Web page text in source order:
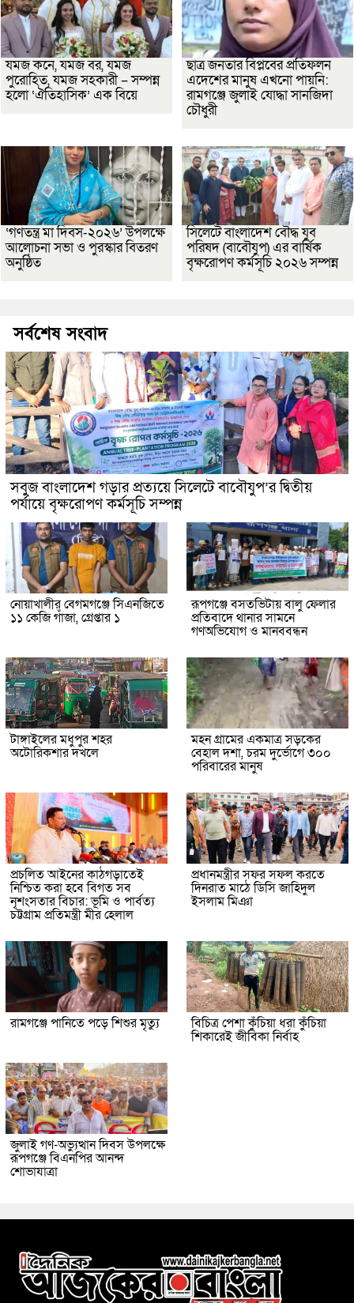
যমজ কনে, যমজ বর, যমজ
পুরোহিত, যমজ সহকারী – সম্পন্ন
হলো ‘ঐতিহাসিক’ এক বিয়ে
ছাত্র জনতার বিপ্লবের প্রতিফলন
এদেশের মানুষ এখনো পায়নি:
রামগঞ্জে জুলাই যোদ্ধা সানজিদা
চৌধুরী
‘গণতন্ত্র মা দিবস-২০২৬’ উপলক্ষে
আলোচনা সভা ও পুরস্কার বিতরণ
অনুষ্ঠিত
সিলেটে বাংলাদেশ বৌদ্ধ যুব
পরিষদ (বাবৌযুপ) এর বার্ষিক
বৃক্ষরোপণ কর্মসূচি ২০২৬ সম্পন্ন
সর্বশেষ সংবাদ
সবুজ বাংলাদেশ গড়ার প্রত্যয়ে সিলেটে বাবৌযুপ’র দ্বিতীয়
পর্যায়ে বৃক্ষরোপণ কর্মসূচি সম্পন্ন
নোয়াখালীর বেগমগঞ্জে সিএনজিতে
১১ কেজি গাঁজা, গ্রেপ্তার ১
রূপগঞ্জে বসতভিটায় বালু ফেলার
প্রতিবাদে থানার সামনে
গণঅভিযোগ ও মানববন্ধন
টাঙ্গাইলের মধুপুর শহর
অটোরিকশার দখলে
মহন গ্রামের একমাত্র সড়কের
বেহাল দশা, চরম দুর্ভোগে ৩০০
পরিবারের মানুষ
প্রচলিত আইনের কাঠগড়াতেই
নিশ্চিত করা হবে বিগত সব
নৃশংসতার বিচার: ভূমি ও পার্বত্য
চট্টগ্রাম প্রতিমন্ত্রী মীর হেলাল
প্রধানমন্ত্রীর সফর সফল করতে
দিনরাত মাঠে ডিসি জাহিদুল
ইসলাম মিঞা
রামগঞ্জে পানিতে পড়ে শিশুর মৃত্যু বিচিত্র পেশা কুঁচিয়া ধরা কুঁচিয়া
শিকারেই জীবিকা নির্বাহ
জুলাই গণ-অভ্যুত্থান দিবস উপলক্ষে
রূপগঞ্জে বিএনপির আনন্দ
শোভাযাত্রা